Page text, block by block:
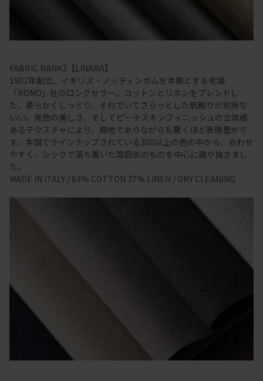
FABRIC RANK3【LINARA】
1902年創立、イギリス・ノッティンガムを本拠とする老舗
「ROMO」社のロングセラー。コットンとリネンをブレンドし
た、柔らかくしっとり、それでいてさらっとした肌触りが気持ち
いい。発色の美しさ、そしてピーチスキンフィニッシュの立体感
あるテクスチャにより、無地でありながらも驚くほど表情豊かで
す。本国でラインナップされている300以上の色の中から、合わせ
やすく、シックで落ち着いた雰囲気のものを中心に選り抜きまし
た。
MADE IN ITALY / 63% COTTON 37% LINEN / DRY CLEANING